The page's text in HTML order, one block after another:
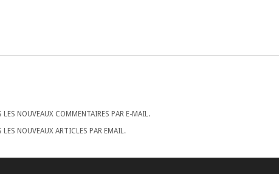
LES NOUVEAUX COMMENTAIRES PAR E-MAIL.
LES NOUVEAUX ARTICLES PAR EMAIL.